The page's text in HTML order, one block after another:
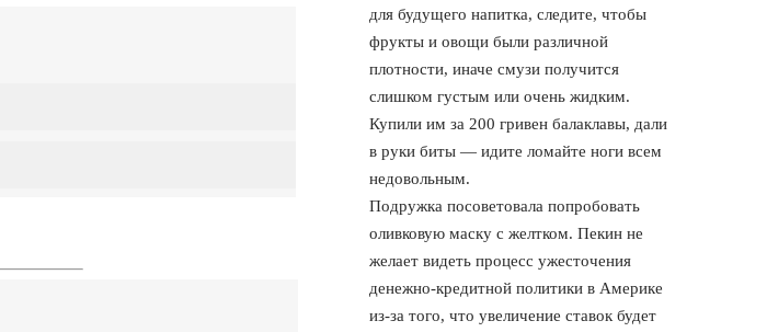
для будущего напитка, следите, чтобы
фрукты и овощи были различной
плотности, иначе смузи получится
слишком густым или очень жидким.
Купили им за 200 гривен балаклавы, дали
в руки биты — идите ломайте ноги всем
недовольным.
Подружка посоветовала попробовать
оливковую маску с желтком. Пекин не
желает видеть процесс ужесточения
денежно-кредитной политики в Америке
из-за того, что увеличение ставок будет